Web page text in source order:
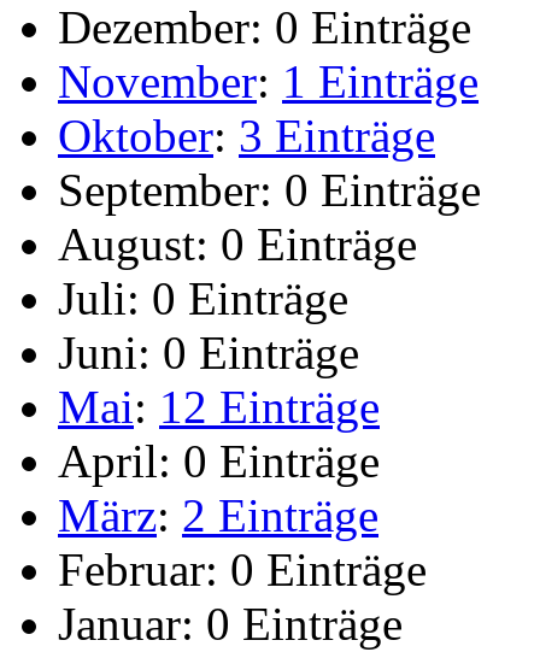
Dezember: 0 Einträge
November: 1 Einträge
Oktober: 3 Einträge
September: 0 Einträge
August: 0 Einträge
Juli: 0 Einträge
Juni: 0 Einträge
Mai: 12 Einträge
April: 0 Einträge
März: 2 Einträge
Februar: 0 Einträge
Januar: 0 Einträge